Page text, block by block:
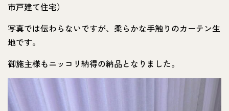
市戸建て住宅）
写真では伝わらないですが、柔らかな手触りのカーテン生
地です。
御施主様もニッコリ納得の納品となりました。